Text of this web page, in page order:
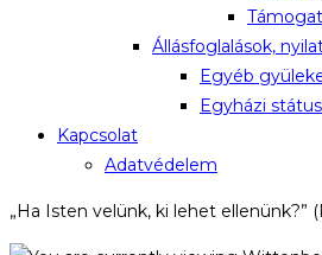
Állásfoglalások,
Egyéb
Egyházi
Kapcsolat
Adatvédelem
„Ha Isten velünk, ki lehet ellenünk?”